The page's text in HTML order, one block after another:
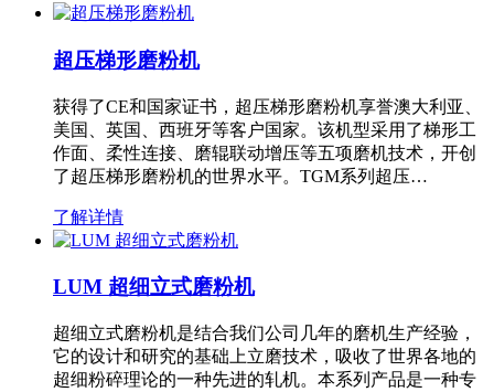
超压梯形磨粉机
获得了CE和国家证书，超压梯形磨粉机享誉澳大利亚、
美国、英国、西班牙等客户国家。该机型采用了梯形工
作面、柔性连接、磨辊联动增压等五项磨机技术，开创
了超压梯形磨粉机的世界水平。TGM系列超压…
了解详情
LUM 超细立式磨粉机
超细立式磨粉机是结合我们公司几年的磨机生产经验，
它的设计和研究的基础上立磨技术，吸收了世界各地的
超细粉碎理论的一种先进的轧机。本系列产品是一种专